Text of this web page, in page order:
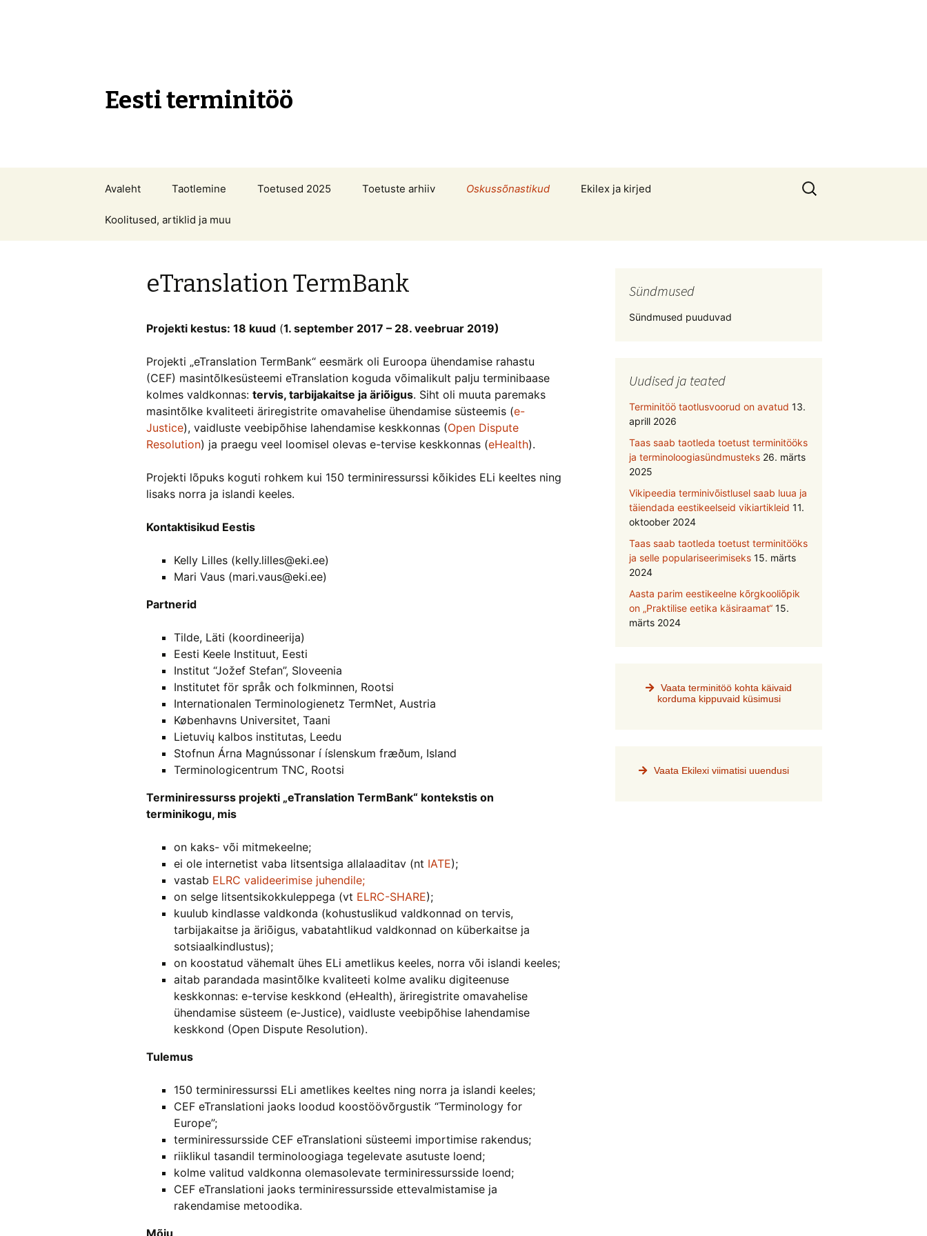
Eesti terminitöö
juurde
Avaleht Taotlemine Toetused 2025 Toetuste arhiiv Oskussõnastikud Ekilex ja kirjed
Koolitused, artiklid ja muu
Otsi:
eTranslation TermBank
Projekti kestus: 18 kuud (1. september 2017 – 28. veebruar 2019)
Projekti „eTranslation TermBank“ eesmärk oli Euroopa ühendamise rahastu
(CEF) masintõlkesüsteemi eTranslation koguda võimalikult palju terminibaase
kolmes valdkonnas: tervis, tarbijakaitse ja äriõigus. Siht oli muuta paremaks
masintõlke kvaliteeti äriregistrite omavahelise ühendamise süsteemis (e-
Justice), vaidluste veebipõhise lahendamise keskkonnas (Open Dispute
Resolution) ja praegu veel loomisel olevas e-tervise keskkonnas (eHealth).
Projekti lõpuks koguti rohkem kui 150 terminiressurssi kõikides ELi keeltes ning
lisaks norra ja islandi keeles.
Kontaktisikud Eestis
Kelly Lilles (kelly.lilles@eki.ee)
Mari Vaus (mari.vaus@eki.ee)
Partnerid
Tilde, Läti (koordineerija)
Eesti Keele Instituut, Eesti
Institut “Jožef Stefan”, Sloveenia
Institutet för språk och folkminnen, Rootsi
Internationalen Terminologienetz TermNet, Austria
Københavns Universitet, Taani
Lietuvių kalbos institutas, Leedu
Stofnun Árna Magnússonar í íslenskum fræðum, Island
Terminologicentrum TNC, Rootsi
Terminiressurss projekti „eTranslation TermBank“ kontekstis on
terminikogu, mis
on kaks- või mitmekeelne;
ei ole internetist vaba litsentsiga allalaaditav (nt IATE);
vastab ELRC valideerimise juhendile;
on selge litsentsikokkuleppega (vt ELRC-SHARE);
kuulub kindlasse valdkonda (kohustuslikud valdkonnad on tervis,
tarbijakaitse ja äriõigus, vabatahtlikud valdkonnad on küberkaitse ja
sotsiaalkindlustus);
on koostatud vähemalt ühes ELi ametlikus keeles, norra või islandi keeles;
aitab parandada masintõlke kvaliteeti kolme avaliku digiteenuse
keskkonnas: e-tervise keskkond (eHealth), äriregistrite omavahelise
ühendamise süsteem (e‑Justice), vaidluste veebipõhise lahendamise
keskkond (Open Dispute Resolution).
Tulemus
150 terminiressurssi ELi ametlikes keeltes ning norra ja islandi keeles;
CEF eTranslationi jaoks loodud koostöövõrgustik “Terminology for
Europe”;
terminiressursside CEF eTranslationi süsteemi importimise rakendus;
riiklikul tasandil terminoloogiaga tegelevate asutuste loend;
kolme valitud valdkonna olemasolevate terminiressursside loend;
CEF eTranslationi jaoks terminiressursside ettevalmistamise ja
rakendamise metoodika.
Mõju
Sündmused
Sündmused puuduvad
Uudised ja teated
Terminitöö taotlusvoorud on avatud 13.
aprill 2026
Taas saab taotleda toetust terminitööks
ja terminoloogiasündmusteks 26. märts
2025
Vikipeedia terminivõistlusel saab luua ja
täiendada eestikeelseid vikiartikleid 11.
oktoober 2024
Taas saab taotleda toetust terminitööks
ja selle populariseerimiseks 15. märts
2024
Aasta parim eestikeelne kõrgkooliõpik
on „Praktilise eetika käsiraamat“ 15.
märts 2024
Vaata terminitöö kohta käivaid
korduma kippuvaid küsimusi
Vaata Ekilexi viimatisi uuendusi